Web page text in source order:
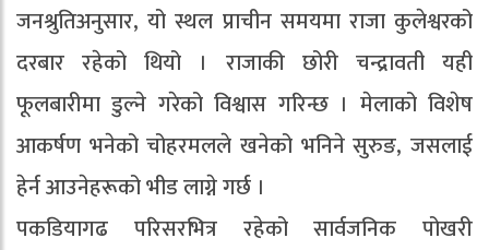
जनश्रुतिअनुसार, यो स्थल प्राचीन समयमा राजा कुलेश्वरको
दरबार रहेको थियो । राजाकी छोरी चन्द्रावती यही
फूलबारीमा डुल्ने गरेको विश्वास गरिन्छ । मेलाको विशेष
आकर्षण भनेको चोहरमलले खनेको भनिने सुरुङ, जसलाई
हेर्न आउनेहरूको भीड लाग्ने गर्छ ।
पकडियागढ परिसरभित्र रहेको सार्वजनिक पोखरी